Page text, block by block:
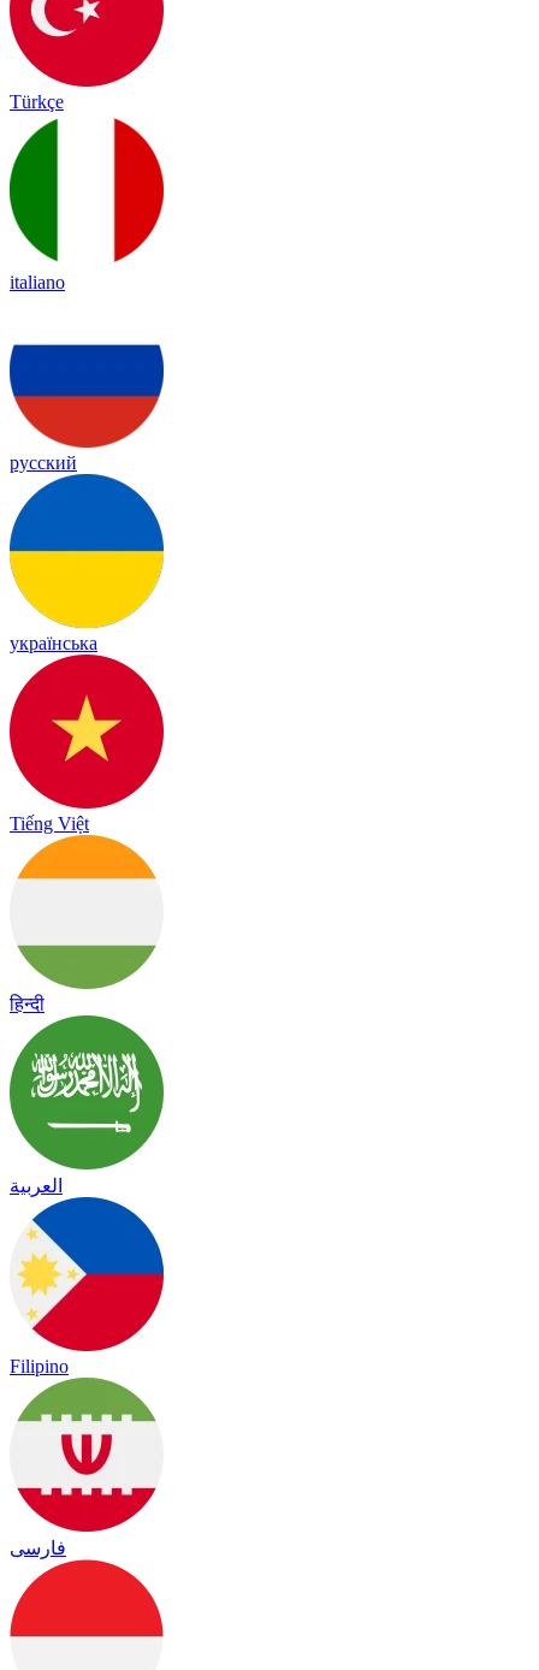
Türkçe
italiano
русский
українська
Tiếng Việt
हिन्दी
العربية
Filipino
فارسی